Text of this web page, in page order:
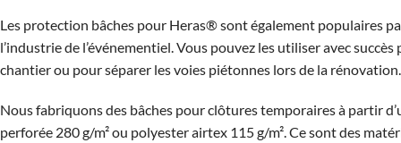
Les protection bâches pour Heras® sont également populaires
l’industrie de l’événementiel. Vous pouvez les utiliser avec
chantier ou pour séparer les voies piétonnes lors de la rénovation.
Nous fabriquons des bâches pour clôtures temporaires à partir
perforée 280 g/m² ou polyester airtex 115 g/m². Ce sont des